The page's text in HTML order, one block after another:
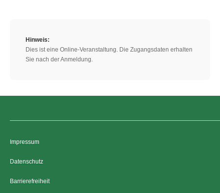
Hinweis:
Dies ist eine Online-Veranstaltung. Die Zugangsdaten erhalten
Sie nach der Anmeldung.
Impressum
Datenschutz
Barrierefreiheit